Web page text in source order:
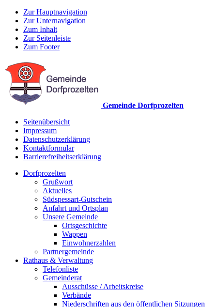
Zur Hauptnavigation
Zur Unternavigation
Zum Inhalt
Zur Seitenleiste
Zum Footer
Gemeinde Dorfprozelten
Seitenübersicht
Impressum
Datenschutzerklärung
Kontaktformular
Barrierefreiheitserklärung
Dorfprozelten
Grußwort
Aktuelles
Südspessart-Gutschein
Anfahrt und Ortsplan
Unsere Gemeinde
Ortsgeschichte
Wappen
Einwohnerzahlen
Partnergemeinde
Rathaus & Verwaltung
Telefonliste
Gemeinderat
Ausschüsse / Arbeitskreise
Verbände
Niederschriften aus den öffentlichen Sitzungen